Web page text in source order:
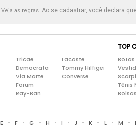
Veja as regras. Ao se cadastrar, você declara
Tricae
Democrata
Via Marte
Forum
Ray-Ban
Lacoste
Tommy Hilfiger
Converse
TOP
Botas
Tênis
Bolsas
E • F • G • H • I • J • K • L • M •